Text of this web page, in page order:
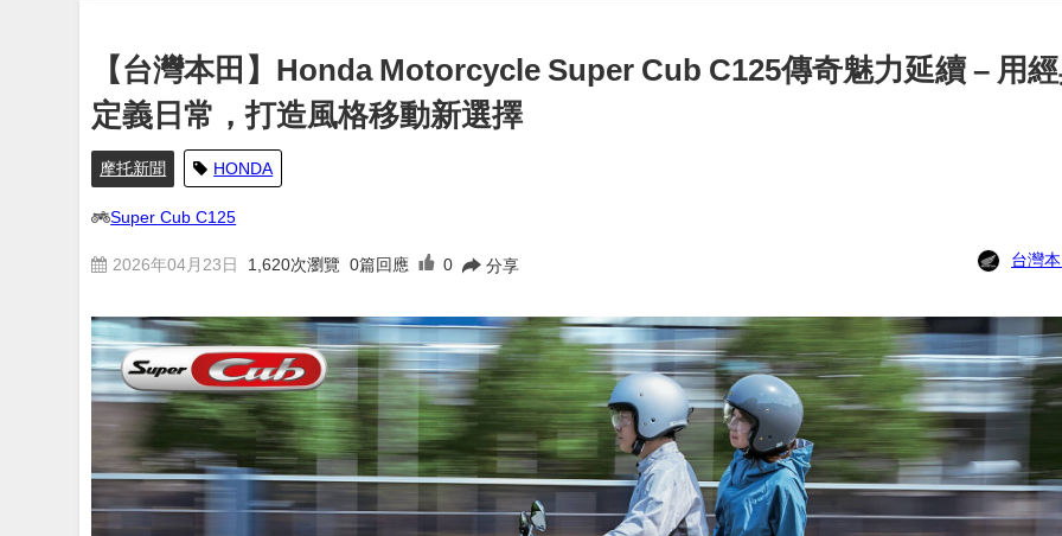
【台灣本田】Honda Motorcycle Super Cub C125傳奇魅力延續 – 用
定義日常，打造風格移動新選擇
摩托新聞 HONDA
Super Cub C125
2026年04月23日 1,620次瀏覽 0篇回應 0 分享 台灣